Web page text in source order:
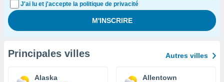
J'ai lu et j'accepte la politique de privacité
Principales villes Autres villes
Alaska Allentown